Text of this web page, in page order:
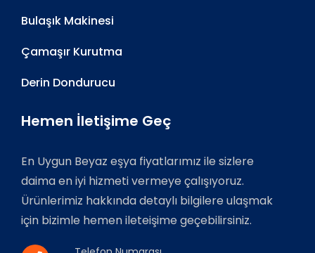
Bulaşık Makinesi
Çamaşır Kurutma
Derin Dondurucu
Hemen İletişime Geç
En Uygun Beyaz eşya fiyatlarımız ile sizlere
daima en iyi hizmeti vermeye çalışıyoruz.
Ürünlerimiz hakkında detaylı bilgilere ulaşmak
için bizimle hemen ileteişime geçebilirsiniz.